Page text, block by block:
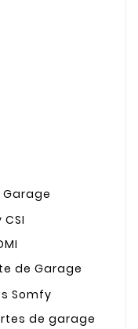
de Garage
Somfy
de garage